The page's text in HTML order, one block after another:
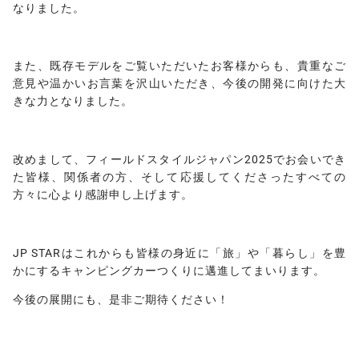
なりました。
また、既存モデルをご覧いただいたお客様からも、貴重なご
意見や温かいお言葉を沢山いただき、今後の開発に向けた大
きな力となりました。
改めまして、フィールドスタイルジャパン2025でお会いでき
た皆様、関係者の方、そして応援してくださったすべての
方々に心より感謝申し上げます。
JP STARはこれからも皆様の身近に「旅」や「暮らし」を豊
かにするキャンピングカーつくりに邁進してまいります。
今後の展開にも、是非ご期待ください！